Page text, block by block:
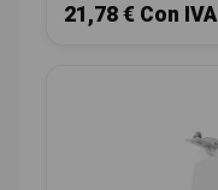
21,78 € Con IVA